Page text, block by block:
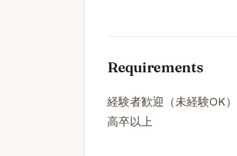
Requirements
経験者歓迎（未経験OK）
高卒以上